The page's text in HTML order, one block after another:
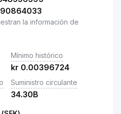
la información de
Mínimo histórico
kr 0.00396724
Suministro circulante
34.30B